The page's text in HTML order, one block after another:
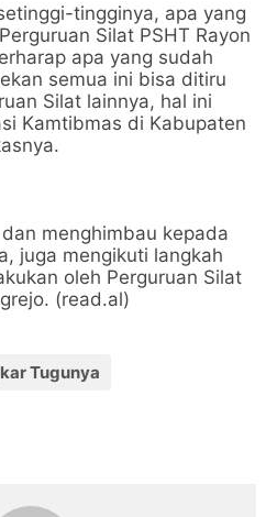
tingginya, apa yang
Silat PSHT Rayon
apa yang sudah
semua ini bisa ditiru
Silat lainnya, hal ini
Kamtibmas di Kabupaten
menghimbau kepada
juga mengikuti langkah
oleh Perguruan Silat
(read.al)
Tugunya